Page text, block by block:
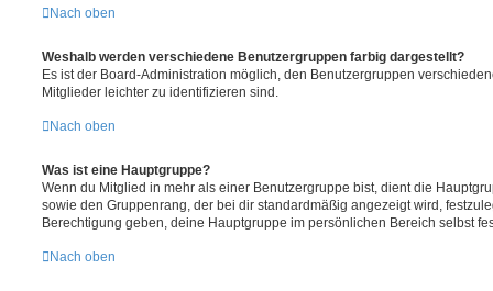
Nach oben
Weshalb werden verschiedene Benutzergruppen farbig dargestellt?
Es ist der Board-Administration möglich, den Benutzergruppen
Mitglieder leichter zu identifizieren sind.
Nach oben
Was ist eine Hauptgruppe?
Wenn du Mitglied in mehr als einer Benutzergruppe bist, dient die
sowie den Gruppenrang, der bei dir standardmäßig angezeigt wird,
Berechtigung geben, deine Hauptgruppe im persönlichen Bereich selbst
Nach oben